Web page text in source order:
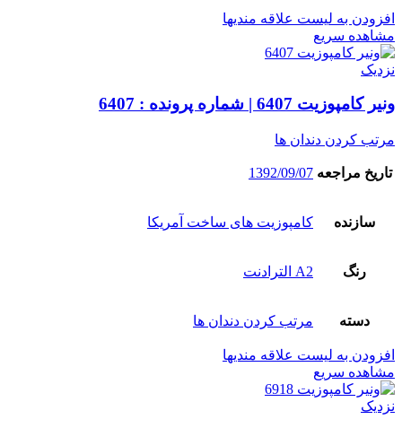
افزودن به لیست علاقه مندیها
مشاهده سریع
نزدیک
ونیر کامپوزیت 6407 | شماره پرونده : 6407
مرتب کردن دندان ها
تاریخ مراجعه 1392/09/07
سازنده کامپوزیت های ساخت آمریکا
رنگ A2 الترادنت
دسته مرتب کردن دندان ها
افزودن به لیست علاقه مندیها
مشاهده سریع
نزدیک